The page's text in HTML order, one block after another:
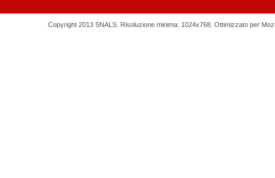
Copyright 2013 SNALS. Risoluzione minima: 1024x768. Ottimizzato per